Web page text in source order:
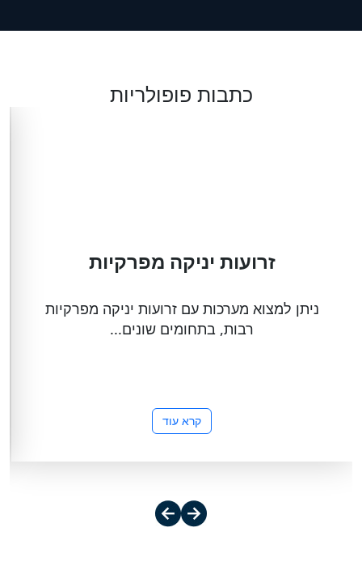
כתבות פופולריות
זרועות יניקה מפרקיות
ניתן למצוא מערכות עם זרועות יניקה מפרקיות
רבות, בתחומים שונים...
קרא עוד